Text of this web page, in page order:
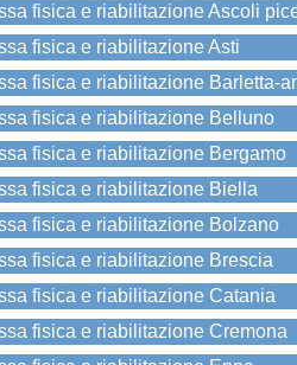
fisica e riabilitazione Ascoli
fisica e riabilitazione Asti
fisica e riabilitazione Barletta-
fisica e riabilitazione Belluno
fisica e riabilitazione Bergamo
fisica e riabilitazione Biella
fisica e riabilitazione Bolzano
fisica e riabilitazione Brescia
fisica e riabilitazione Catania
fisica e riabilitazione Cremona